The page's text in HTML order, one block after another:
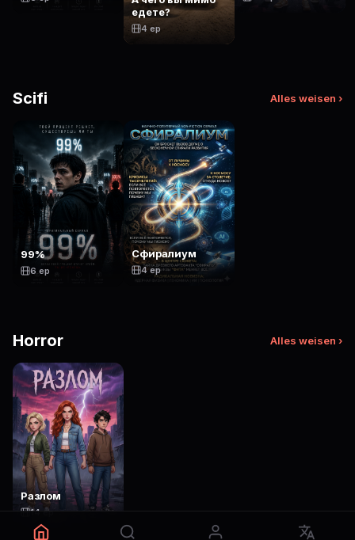
едете?
4 ep
Scifi Alles weisen ›
99%
6 ep
Сфиралиум
4 ep
Horror Alles weisen ›
Разлом
14 ep